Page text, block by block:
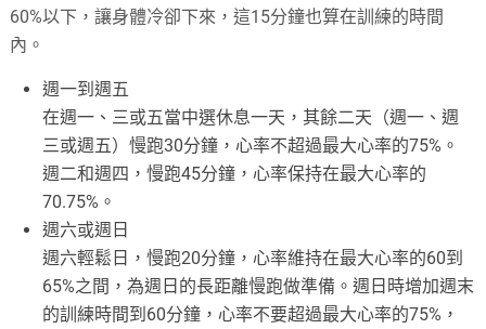
60%以下，讓身體冷卻下來，這15分鐘也算在訓練的時間
內。
週一到週五
在週一、三或五當中選休息一天，其餘二天（週一、週
三或週五）慢跑30分鐘，心率不超過最大心率的75%。
週二和週四，慢跑45分鐘，心率保持在最大心率的
70.75%。
週六或週日
週六輕鬆日，慢跑20分鐘，心率維持在最大心率的60到
65%之間，為週日的長距離慢跑做準備。週日時增加週末
的訓練時間到60分鐘，心率不要超過最大心率的75%，